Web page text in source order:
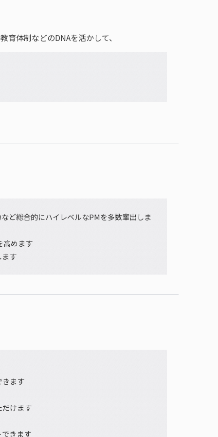
体制などのDNAを活かして、
ど総合的にハイレベルなPMを多数輩出しま
高めます
ます
きます
だけます
きます